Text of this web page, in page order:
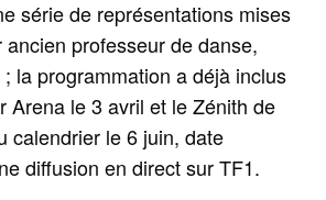
série de représentations mises
professeur de danse,
la programmation a déjà inclus
Arena le 3 avril et le Zénith de
calendrier le 6 juin, date
diffusion en direct sur TF1.